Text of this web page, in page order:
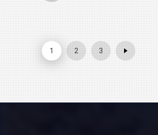
里』にて 工事中の(お引渡し直前の
件を担当させていただいてます！
週上棟を控えた現場があります！
の業者さんが出入りしています。
負けず、 12月もがんばります！ で
1 2 3